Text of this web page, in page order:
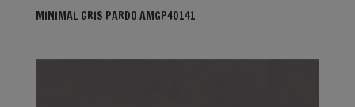
MINIMAL GRIS PARDO AMGP40141